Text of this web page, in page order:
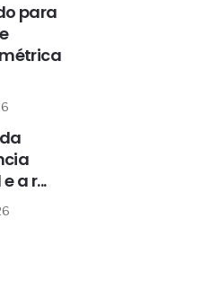
para
a r...